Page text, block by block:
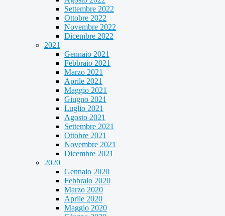
Settembre 2022
Ottobre 2022
Novembre 2022
Dicembre 2022
2021
Gennaio 2021
Febbraio 2021
Marzo 2021
Aprile 2021
Maggio 2021
Giugno 2021
Luglio 2021
Agosto 2021
Settembre 2021
Ottobre 2021
Novembre 2021
Dicembre 2021
2020
Gennaio 2020
Febbraio 2020
Marzo 2020
Aprile 2020
Maggio 2020